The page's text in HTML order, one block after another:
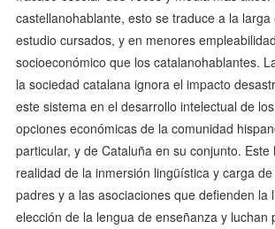
castellanohablante, esto se traduce a la
estudio cursados, y en menores
socioeconómico que los catalanohablantes.
la sociedad catalana ignora el impacto
este sistema en el desarrollo intelectual de
opciones económicas de la comunidad
particular, y de Cataluña en su conjunto. Este
realidad de la inmersión lingüística y carga
padres y a las asociaciones que defienden la
elección de la lengua de enseñanza y luchan